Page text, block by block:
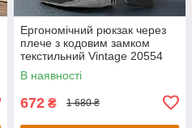
Ергономічний рюкзак через
плече з кодовим замком
текстильний Vintage 20554
Сірий
В наявності
672 ₴ 1 680 ₴